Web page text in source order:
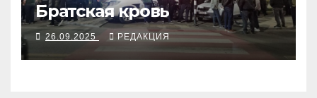
Братская кровь
26.09.2025 РЕДАКЦИЯ